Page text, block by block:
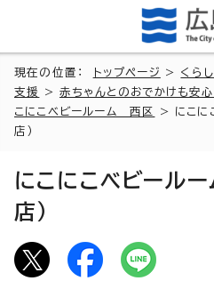
現在の位置： トップページ > くら
支援
>赤ちゃんとのおでかけも安心
こにこベビールーム 西区
> にこに
店）
にこにこベビールー
店）